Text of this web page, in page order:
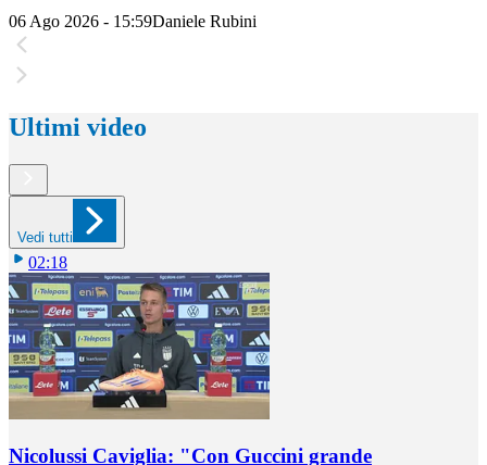
06 Ago 2026 - 15:59Daniele Rubini
Ultimi video
Vedi tutti
02:18
Nicolussi Caviglia: "Con Guccini grande